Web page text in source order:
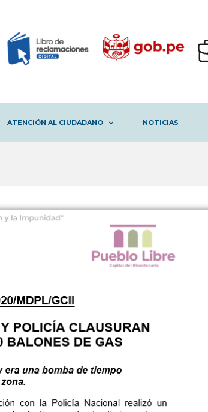
ATENCIÓN AL CIUDADANO NOTICIAS